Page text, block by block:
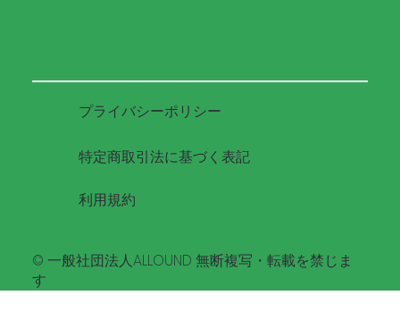
プライバシーポリシー
特定商取引法に基づく表記
利用規約
© 一般社団法人ALLOUND 無断複写・転載を禁じま
す